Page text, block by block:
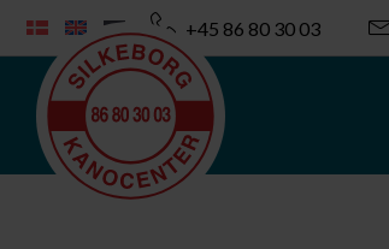
content
+45 86 80 30 03